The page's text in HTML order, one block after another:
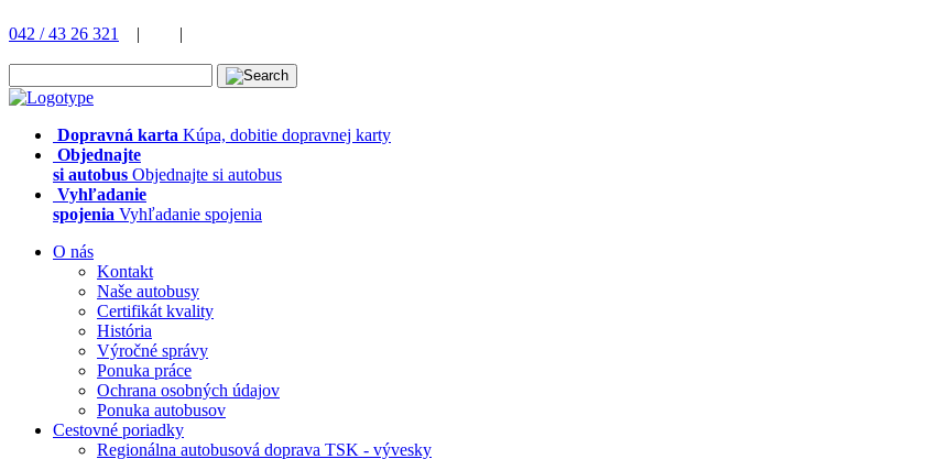
042 / 43 26 321 | |
Dopravná karta Kúpa, dobitie dopravnej karty
Objednajte
si autobus Objednajte si autobus
Vyhľadanie
spojenia Vyhľadanie spojenia
O nás
Kontakt
Naše autobusy
Certifikát kvality
História
Výročné správy
Ponuka práce
Ochrana osobných údajov
Ponuka autobusov
Cestovné poriadky
Regionálna autobusová doprava TSK - vývesky